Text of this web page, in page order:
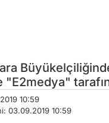
"E2medya"
10:59
03.09.2019 10:59